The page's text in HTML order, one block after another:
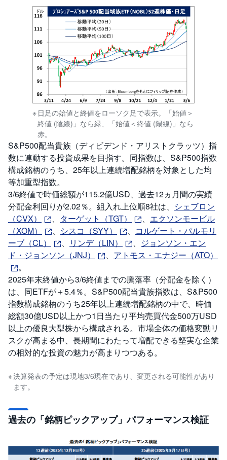
日足の始値と終値をローソク足で表示。「始値＞
終値 (陰線)」なら緑、「始値＜終値 (陽線)」なら
赤。
S&P500配当貴族（ディビデンド・アリストクラッツ）指
数に連動する投資成果を目指す。同指数は、S&P500指数
構成銘柄のうち、25年以上連続増配銘柄を対象とした均
等加重型指数。
3/6終値で時価総額が115.2億USD、過去12ヵ月間の実績
分配金利回りが2.02％。組入れ上位順8社は、 シェブロン
（CVX）
、 ターゲット（TGT） 、 エクソンモービル
（XOM）
、 シスコ（SYY） 、 コルゲート・パルモリ
ーブ（CL）
、 リンデ（LIN） 、 ジョンソン・エン
ド・ジョンソン（JNJ）
、 アトモス・エナジー（ATO）
。
2025年末終値から3/6終値までの騰落率（分配金を除く）
は、同ETFが＋5.4％。S&P500配当貴族指数は、S&P500
指数構成銘柄のうち25年以上連続増配銘柄の中で、時価
総額30億USD以上かつ1日当たり平均売買代金500万USD
以上の優良大型株から構成される。市場全体の価格変動リ
スクが高まる中、長期間にわたって増配できる堅実な企業
の相対的な投資の魅力が高まりつつある。
決算発表の予定は現地3/6現在であり、変更される可能性があり
ます。
過去の「銘柄ピックアップ」パフォーマンス検証